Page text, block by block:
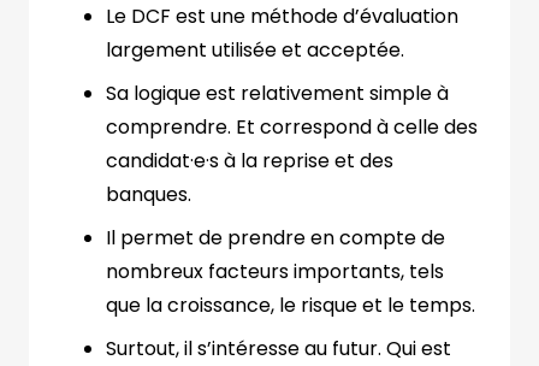
Le DCF est une méthode d’évaluation
largement utilisée et acceptée.
Sa logique est relativement simple à
comprendre. Et correspond à celle des
candidat·e·s à la reprise et des
banques.
Il permet de prendre en compte de
nombreux facteurs importants, tels
que la croissance, le risque et le temps.
Surtout, il s’intéresse au futur. Qui est